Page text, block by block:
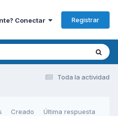
Conectar Registrar
Toda la actividad
Creado Última respuesta